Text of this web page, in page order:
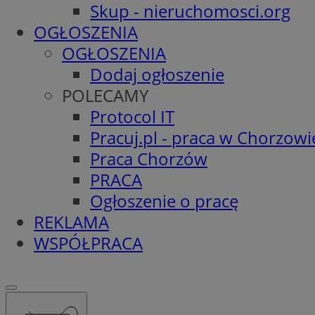
Skup - nieruchomosci.org
OGŁOSZENIA
OGŁOSZENIA
Dodaj ogłoszenie
POLECAMY
Protocol IT
Pracuj.pl - praca w
Praca Chorzów
PRACA
Ogłoszenie o pracę
REKLAMA
WSPÓŁPRACA